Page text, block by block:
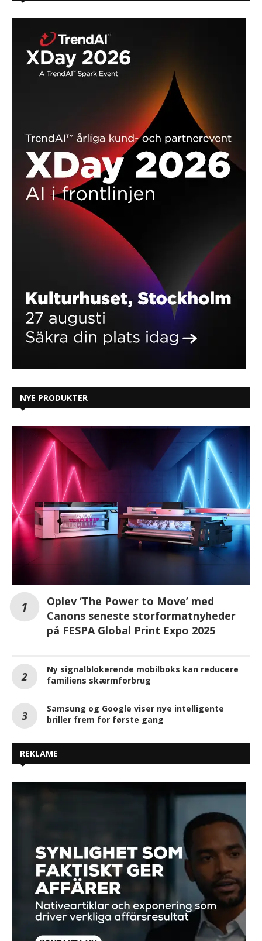
NYE PRODUKTER
Oplev ‘The Power to Move’ med
Canons seneste storformatnyheder
på FESPA Global Print Expo 2025
Ny signalblokerende mobilboks kan reducere
familiens skærmforbrug
Samsung og Google viser nye intelligente
briller frem for første gang
REKLAME